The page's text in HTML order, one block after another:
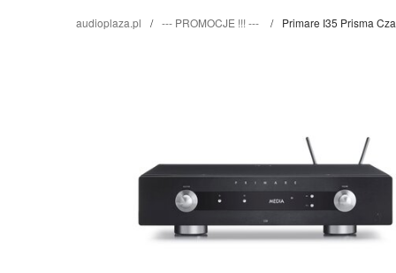
audioplaza.pl --- PROMOCJE !!! --- Primare I35 Prisma